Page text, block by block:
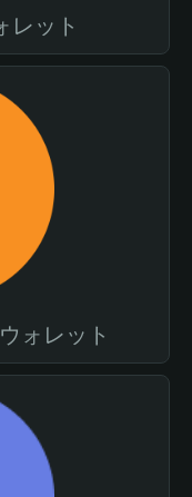
レット
ォレット